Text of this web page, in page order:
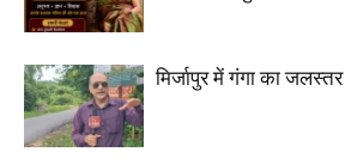
मिर्जापुर में गंगा का